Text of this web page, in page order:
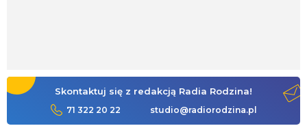
Skontaktuj się z redakcją Radia Rodzina!
71 322 20 22 studio@radiorodzina.pl